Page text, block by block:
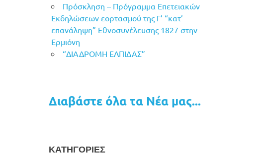
Πρόσκληση – Πρόγραμμα Επετειακών
Εκδηλώσεων εορτασμού της Γ’ “κατ’
επανάληψη” Εθνοσυνέλευσης 1827 στην
Ερμιόνη
“ΔΙΑΔΡΟΜΗ ΕΛΠΙΔΑΣ”
Διαβάστε όλα τα Νέα μας...
ΚΑΤΗΓΟΡΙΕΣ